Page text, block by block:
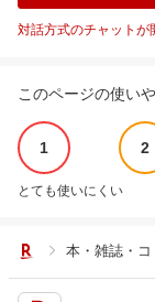
対話方式のチャットが
このページの使い
1 2
とても使いにくい
本・雑誌・コ